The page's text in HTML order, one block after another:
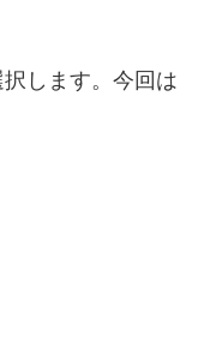
します。今回は